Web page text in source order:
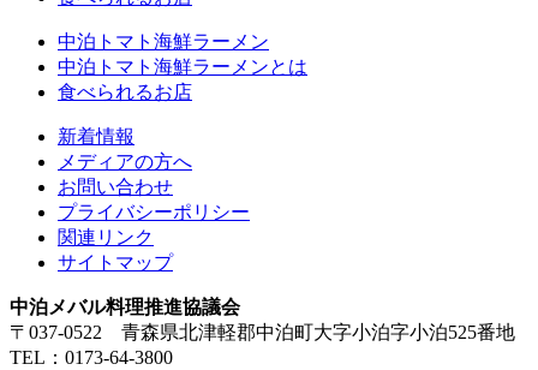
中泊トマト海鮮ラーメン
中泊トマト海鮮ラーメンとは
食べられるお店
新着情報
メディアの方へ
お問い合わせ
プライバシーポリシー
関連リンク
サイトマップ
中泊メバル料理推進協議会
〒037-0522 青森県北津軽郡中泊町大字小泊字小泊525番地
TEL：0173-64-3800